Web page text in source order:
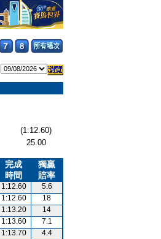
(1:12.60)
25.00
完成
時間
獨贏
賠率
1:12.60
5.6
1:12.60
18
1:13.20
14
1:13.60
7.1
1:13.70
4.4